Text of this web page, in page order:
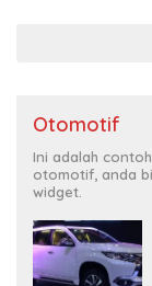
Otomotif
Ini adalah
otomotif, anda
widget.